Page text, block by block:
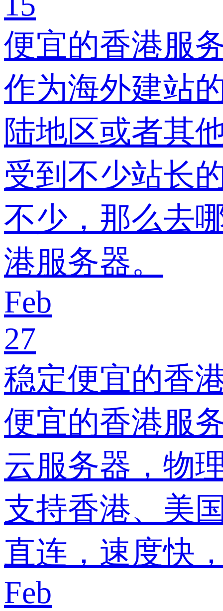
便宜的香港服
作为海外建站
陆地区或者其
受到不少站长
不少，那么去
港服务器。
Feb
27
稳定便宜的香
便宜的香港服
云服务器，物
支持香港、美
直连，速度快
Feb